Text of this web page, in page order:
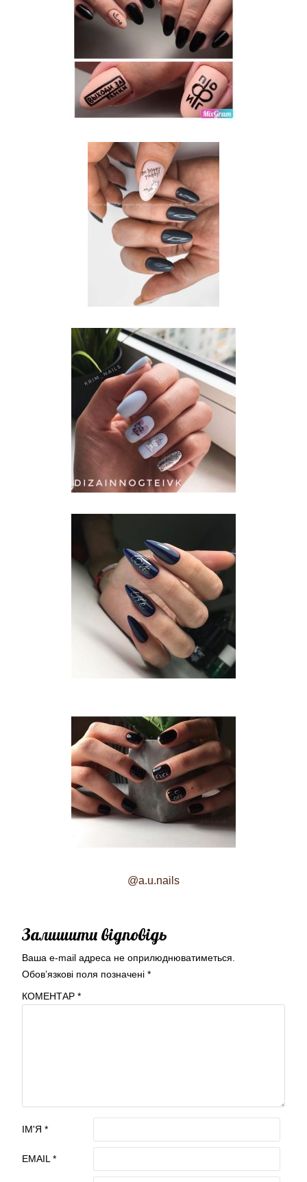
@a.u.nails
Залишити відповідь
Ваша e-mail адреса не оприлюднюватиметься.
Обов’язкові поля позначені *
КОМЕНТАР *
ІМ'Я *
EMAIL *